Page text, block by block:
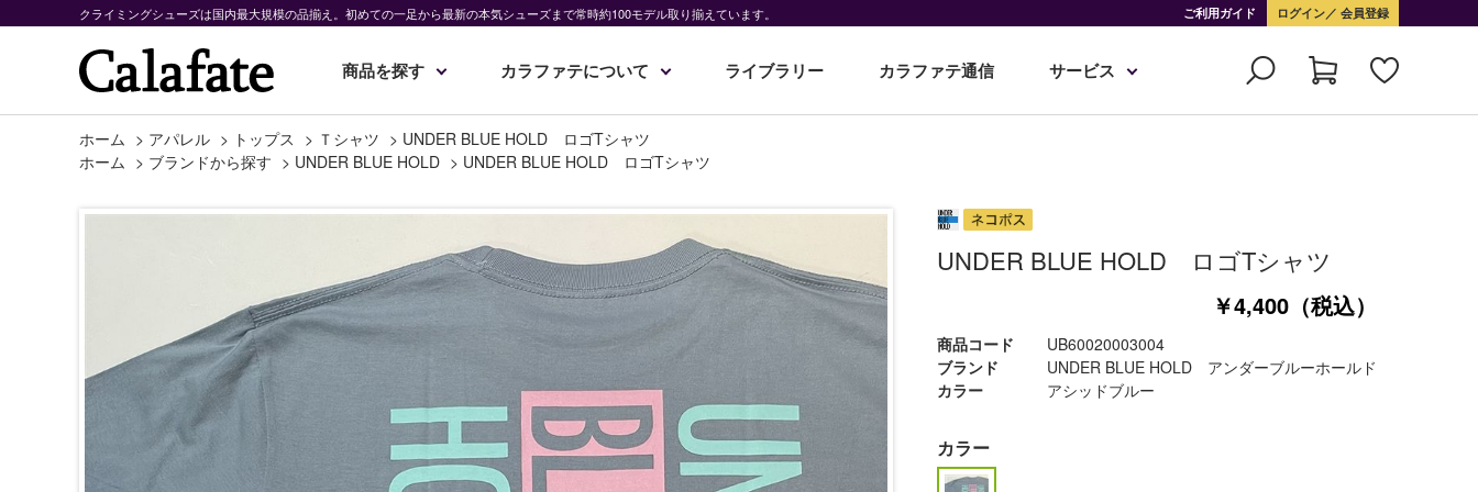
クライミングシューズは国内最大規模の品揃え。初めての一足から最新の本気シューズまで常時約100モデル取り揃えています。 ご利用ガイド ログイン 会員登録
商品を探す カラファテについて ライブラリー カラファテ通信 サービス
ホーム > アパレル > トップス > Ｔシャツ > UNDER BLUE HOLD ロゴTシャツ
ホーム > ブランドから探す > UNDER BLUE HOLD > UNDER BLUE HOLD ロゴTシャツ
UNDER BLUE HOLD ロゴTシャツ
￥4,400（税込）
商品コード
UB60020003004
ブランド
UNDER BLUE HOLD アンダーブルーホールド
カラー
アシッドブルー
カラー